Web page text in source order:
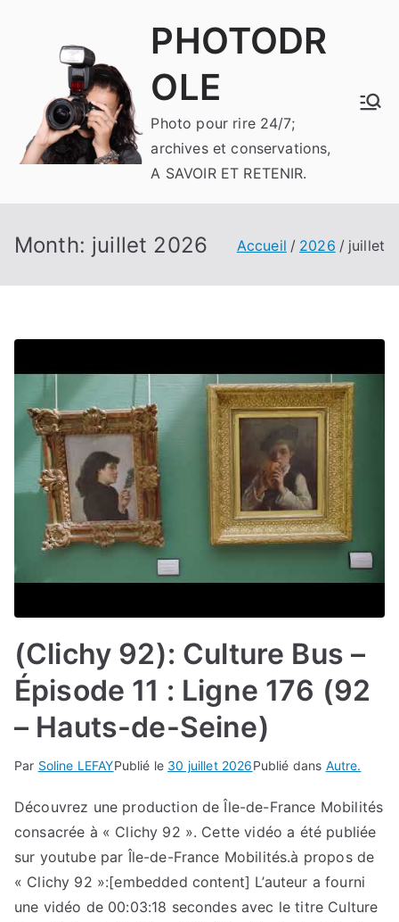
PHOTODR
OLE
Photo pour rire 24/7;
archives et conservations,
A SAVOIR ET RETENIR.
Month: juillet 2026 Accueil 2026 juillet
(Clichy 92): Culture Bus –
Épisode 11 : Ligne 176 (92
– Hauts-de-Seine)
Par Soline LEFAYPublié le 30 juillet 2026Publié dans Autre.
Découvrez une production de Île-de-France Mobilités
consacrée à « Clichy 92 ». Cette vidéo a été publiée
sur youtube par Île-de-France Mobilités.à propos de
« Clichy 92 »:[embedded content] L’auteur a fourni
une vidéo de 00:03:18 secondes avec le titre Culture